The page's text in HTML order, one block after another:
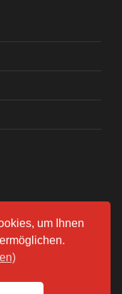
um Ihnen